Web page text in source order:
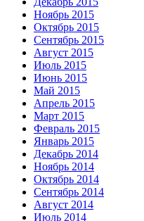
Ноябрь 2015
Октябрь 2015
Сентябрь 2015
Август 2015
Июль 2015
Июнь 2015
Май 2015
Апрель 2015
Март 2015
Февраль 2015
Январь 2015
Декабрь 2014
Ноябрь 2014
Октябрь 2014
Сентябрь 2014
Август 2014
Июль 2014